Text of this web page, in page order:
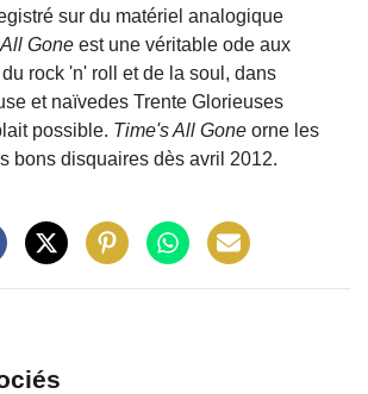
sur du matériel analogique
Gone est une véritable ode aux
rock 'n' roll et de la soul, dans
et naïvedes Trente Glorieuses
possible. Time's All Gone orne les
bons disquaires dès avril 2012.